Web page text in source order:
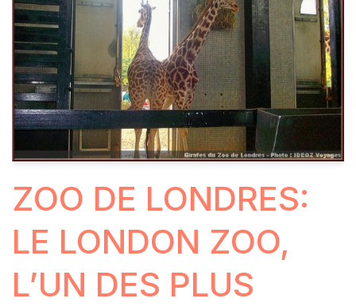
ZOO DE LONDRES:
LE LONDON ZOO,
L’UN DES PLUS